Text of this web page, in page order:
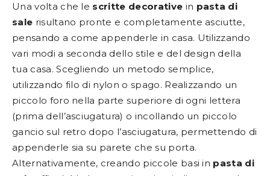
Una volta che le scritte decorative in pasta di
sale risultano pronte e completamente asciutte,
pensando a come appenderle in casa. Utilizzando
vari modi a seconda dello stile e del design della
tua casa. Scegliendo un metodo semplice,
utilizzando filo di nylon o spago. Realizzando un
piccolo foro nella parte superiore di ogni lettera
(prima dell’asciugatura) o incollando un piccolo
gancio sul retro dopo l’asciugatura, permettendo di
appenderle sia su parete che su porta.
Alternativamente, creando piccole basi in pasta di